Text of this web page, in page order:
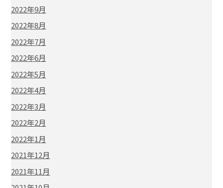
2022年9月
2022年8月
2022年7月
2022年6月
2022年5月
2022年4月
2022年3月
2022年2月
2022年1月
2021年12月
2021年11月